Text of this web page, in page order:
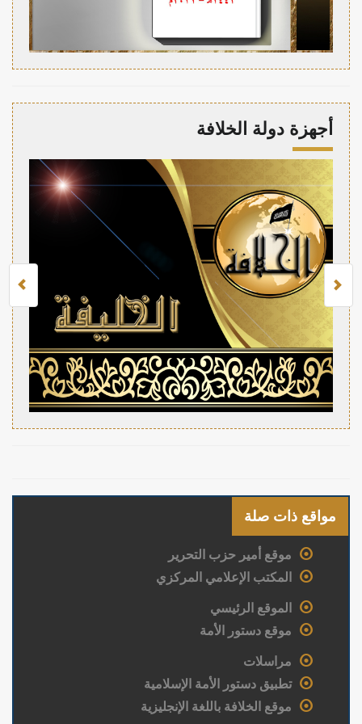
أجهزة دولة الخلافة
مواقع ذات صلة
موقع أمير حزب التحرير
المكتب الإعلامي المركزي
الموقع الرئيسي
موقع دستور الأمة
مراسلات
تطبيق دستور الأمة الإسلامية
موقع الخلافة باللغة الإنجليزية